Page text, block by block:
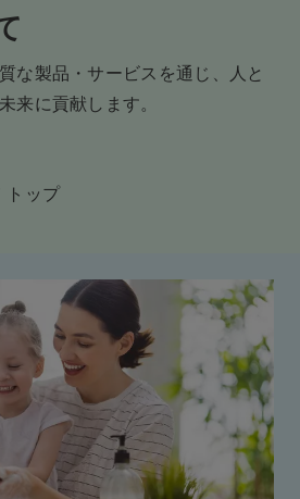
な製品・サービスを通じ、
人と
来に貢献します。
トップ